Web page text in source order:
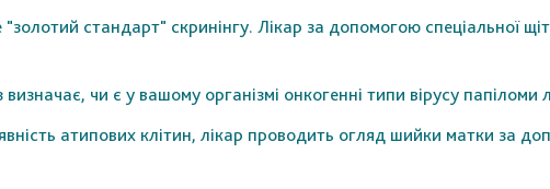
"золотий стандарт" скринінгу. Лікар за допомогою спеціальної
визначає, чи є у вашому організмі онкогенні типи вірусу
атипових клітин, лікар проводить огляд шийки матки за